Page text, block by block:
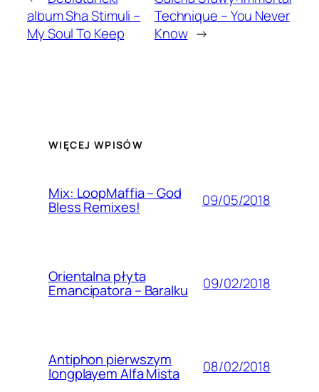
album Sha Stimuli –
My Soul To Keep
Technique – You Never
Know →
WIĘCEJ WPISÓW
Mix: LoopMaffia – God
Bless Remixes! 09/05/2018
Orientalna płyta
Emancipatora – Baralku 09/02/2018
Antiphon pierwszym
longplayem Alfa Mista 08/02/2018